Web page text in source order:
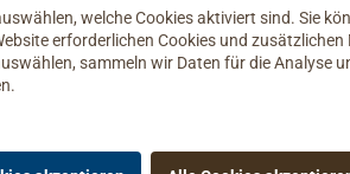
werden um den Durchfluss zu
welche Cookies aktiviert sind. Sie
erforderlichen Cookies und
sammeln wir Daten für die Analyse